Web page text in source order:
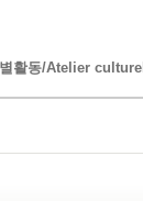
활동/Atelier culturel